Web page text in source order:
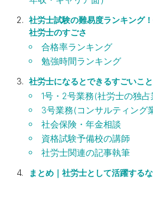
社労士試験の難易度ランキング
社労士のすごさ
合格率ランキング
勉強時間ランキング
社労士になるとできるすごいこと
1号・2号業務(社労士の独占
3号業務(コンサルティング
社会保険・年金相談
資格試験予備校の講師
社労士関連の記事執筆
まとめ｜社労士として活躍する